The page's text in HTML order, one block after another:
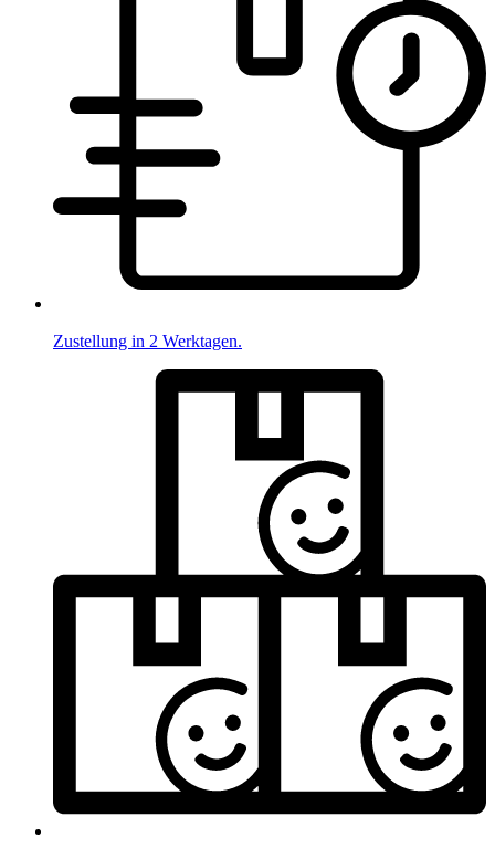
Zustellung in 2 Werktagen.